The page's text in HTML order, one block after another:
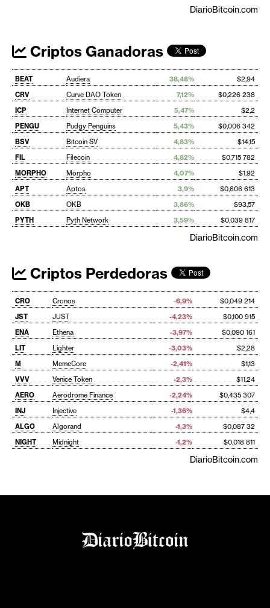
DiarioBitcoin.com
Criptos Ganadoras
BEAT Audiera 38,48%
$2,94
CRV
Curve DAO Token 7,12%
$0,226 238
ICP
Internet Computer 5,47%
$2,2
PENGU
Pudgy Penguins 5,43%
$0,006 342
BSV
Bitcoin SV 4,83%
$14,15
FIL
Filecoin 4,82%
$0,715 782
MORPHO
Morpho 4,07%
$1,92
APT
Aptos 3,9%
$0,606 613
OKB
OKB 3,86%
$93,57
PYTH
Pyth Network 3,59% $0,039 817
DiarioBitcoin.com
Criptos Perdedoras
CRO Cronos -6,9%
$0,049 214
JST
JUST -4,23%
$0,100 915
ENA
Ethena -3,97%
$0,090 161
LIT
Lighter -3,03%
$2,28
M
MemeCore -2,41%
$1,13
VVV
Venice Token -2,3%
$11,24
AERO
Aerodrome Finance -2,24%
$0,435 307
INJ
Injective -1,36%
$4,4
ALGO
Algorand -1,3%
$0,087 32
NIGHT
Midnight -1,2% $0,018 811
DiarioBitcoin.com